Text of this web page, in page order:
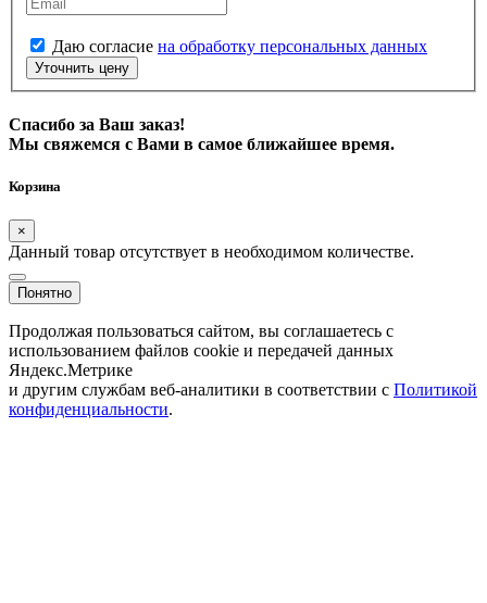
Даю согласие на обработку персональных данных
Уточнить цену
Спасибо за Ваш заказ!
Мы свяжемся с Вами в самое ближайшее время.
Корзина
×
Данный товар отсутствует в необходимом количестве.
Понятно
Продолжая пользоваться сайтом, вы соглашаетесь с
использованием файлов cookie и передачей данных
Яндекс.Метрике
и другим службам веб-аналитики в соответствии с Политикой
конфиденциальности.